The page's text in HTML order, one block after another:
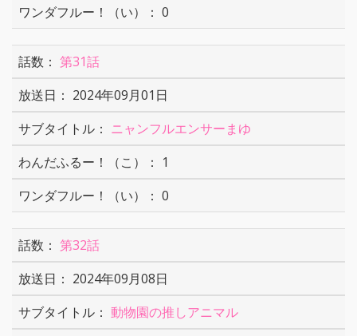
0
第31話
2024年09月01日
ニャンフルエンサーまゆ
1
0
第32話
2024年09月08日
動物園の推しアニマル